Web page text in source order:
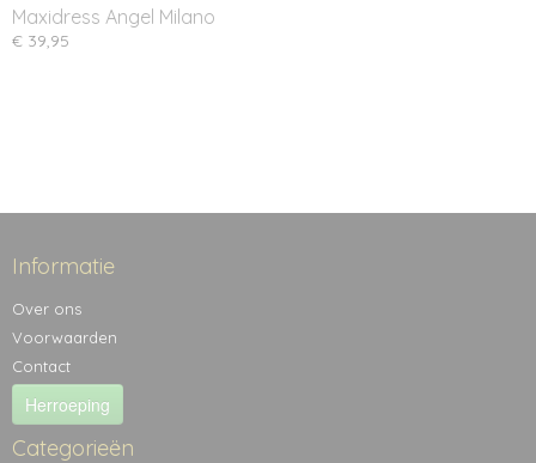
Maxidress Angel Milano
€ 39,95
Informatie
Over ons
Voorwaarden
Contact
Herroeping
Categorieën